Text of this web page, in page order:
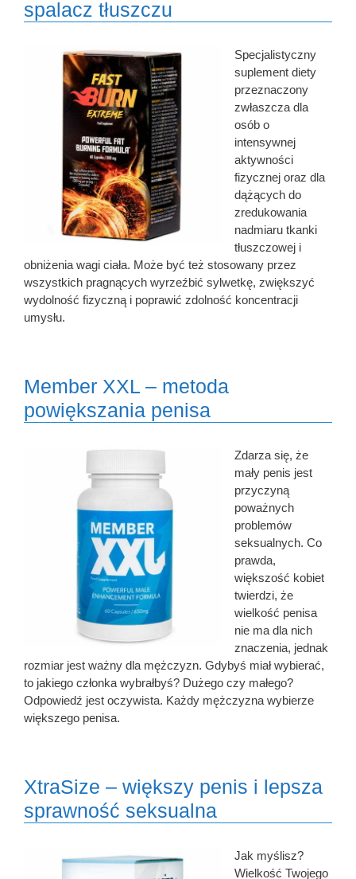
spalacz tłuszczu
Specjalistyczny
suplement diety
przeznaczony
zwłaszcza dla
osób o
intensywnej
aktywności
fizycznej oraz dla
dążących do
zredukowania
nadmiaru tkanki
tłuszczowej i
obniżenia wagi ciała. Może być też stosowany przez
wszystkich pragnących wyrzeźbić sylwetkę, zwiększyć
wydolność fizyczną i poprawić zdolność koncentracji
umysłu.
Member XXL – metoda
powiększania penisa
Zdarza się, że
mały penis jest
przyczyną
poważnych
problemów
seksualnych. Co
prawda,
większość kobiet
twierdzi, że
wielkość penisa
nie ma dla nich
znaczenia, jednak
rozmiar jest ważny dla mężczyzn. Gdybyś miał wybierać,
to jakiego członka wybrałbyś? Dużego czy małego?
Odpowiedź jest oczywista. Każdy mężczyzna wybierze
większego penisa.
XtraSize – większy penis i lepsza
sprawność seksualna
Jak myślisz?
Wielkość Twojego